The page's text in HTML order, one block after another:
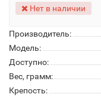
Производитель:
Модель:
Доступно:
Вес, грамм:
Крепость:
Нет в наличии